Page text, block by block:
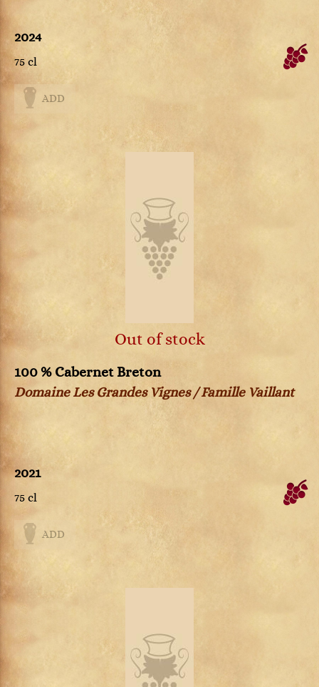
2024
75 cl
ADD
Out of stock
100 % Cabernet Breton
Domaine Les Grandes Vignes / Famille Vaillant
2021
75 cl
ADD